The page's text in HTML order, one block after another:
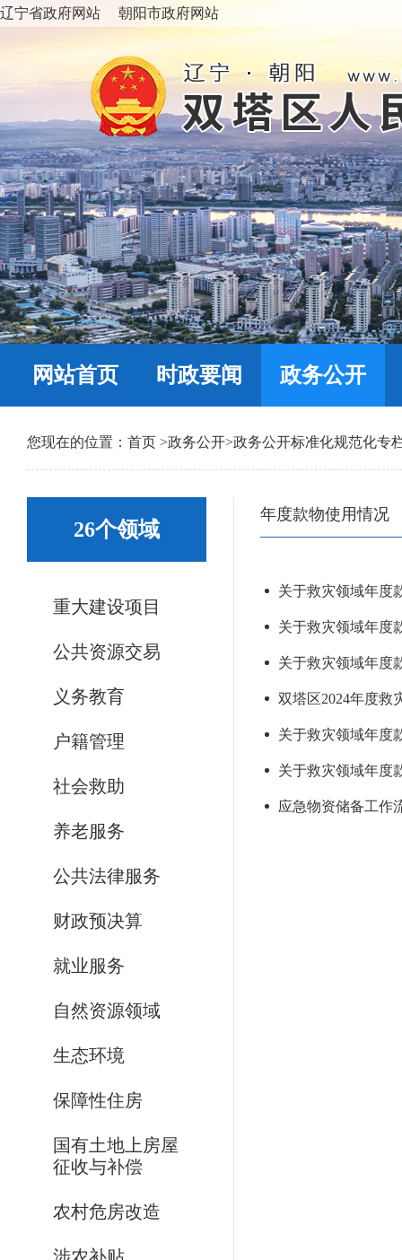
辽宁省政府网站 朝阳市政府网站
网站首页 时政要闻 政务公开
您现在的位置： 首页 >政务公开>政务公开标准化规范化专
26个领域
重大建设项目
公共资源交易
义务教育
户籍管理
社会救助
养老服务
公共法律服务
财政预决算
就业服务
自然资源领域
生态环境
保障性住房
国有土地上房屋
征收与补偿
农村危房改造
年度款物使用情况
关于救灾领域年度
关于救灾领域年度
关于救灾领域年度
双塔区2024年度救
关于救灾领域年度
关于救灾领域年度
应急物资储备工作